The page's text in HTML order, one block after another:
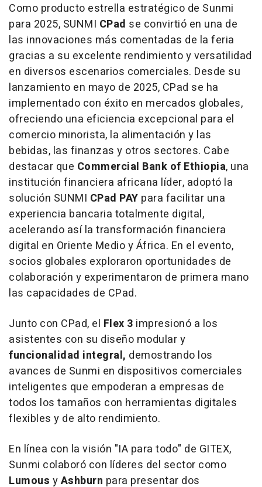
Como producto estrella estratégico de Sunmi
para 2025, SUNMI CPad se convirtió en una de
las innovaciones más comentadas de la feria
gracias a su excelente rendimiento y versatilidad
en diversos escenarios comerciales. Desde su
lanzamiento en mayo de 2025, CPad se ha
implementado con éxito en mercados globales,
ofreciendo una eficiencia excepcional para el
comercio minorista, la alimentación y las
bebidas, las finanzas y otros sectores. Cabe
destacar que Commercial Bank of Ethiopia, una
institución financiera africana líder, adoptó la
solución SUNMI CPad PAY para facilitar una
experiencia bancaria totalmente digital,
acelerando así la transformación financiera
digital en Oriente Medioy África. En el evento,
socios globales exploraron oportunidades de
colaboración y experimentaron de primera mano
las capacidades de CPad.
Junto con CPad, el Flex 3 impresionó a los
asistentes con su diseño modular y
funcionalidad integral, demostrando los
avances de Sunmi en dispositivos comerciales
inteligentes que empoderan a empresas de
todos los tamaños con herramientas digitales
flexibles y de alto rendimiento.
En línea con la visión "IA para todo" de GITEX,
Sunmi colaboró con líderes del sector como
Lumous yAshburn para presentar dos